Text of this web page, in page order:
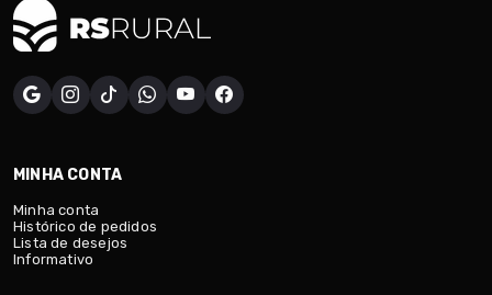
MINHA CONTA
Minha conta
Histórico de pedidos
Lista de desejos
Informativo